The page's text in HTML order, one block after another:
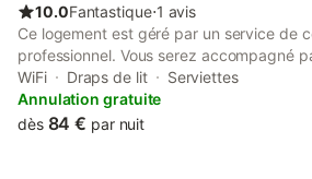
10.0Fantastique⋅1 avis
Ce logement est géré par un service de
professionnel. Vous serez accompagné
tout au long de votre séjour. Notre studio
commune de Pontivy dans le
Bretagne. Au calme d’une impasse, ce
WiFi Draps de lit
Serviettes
Annulation gratuite
dès 84 € par nuit